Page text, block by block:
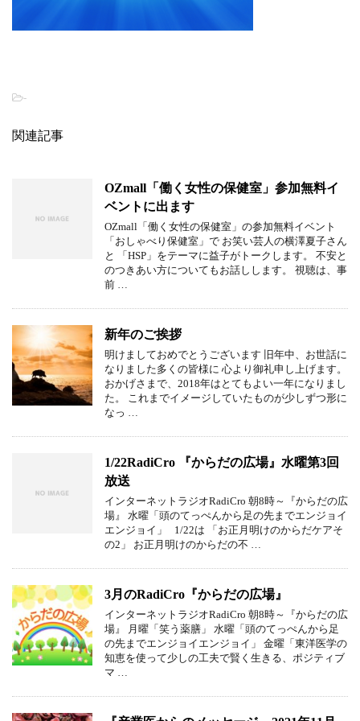
-
関連記事
OZmall「働く女性の保健室」参加無料イ
ベントに出ます
OZmall「働く女性の保健室」の参加無料イベント
「おしゃべり保健室」で お笑い芸人の横澤夏子さん
と 「HSP」をテーマに益子がトークします。 不安と
のつきあい方についてもお話しします。 視聴は、事
前 …
新年のご挨拶
明けましておめでとうございます 旧年中、お世話に
なりました多くの皆様に 心より御礼申し上げます。
おかげさまで、2018年はとてもよい一年になりまし
た。 これまでイメージしていたものが少しずつ形に
なっ …
1/22RadiCro 『からだの広場』水曜第3回
放送
インターネットラジオRadiCro 朝8時～『からだの広
場』 水曜「頭のてっぺんから足の先までエンジョイ
エンジョイ」 1/22は 「お正月明けのからだケアそ
の2」 お正月明けのからだの不 …
3月のRadiCro『からだの広場』
インターネットラジオRadiCro 朝8時～『からだの広
場』 月曜「笑う薬膳」 水曜「頭のてっぺんから足
の先までエンジョイエンジョイ」 金曜「東洋医学の
知恵を使って少しの工夫で賢く生きる、ポジティブ
マ …